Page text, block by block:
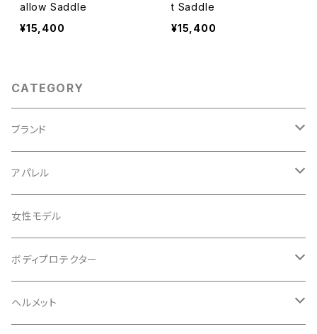
allow Saddle
¥15,400
t Saddle
¥15,400
CATEGORY
ブランド
ABUS/アブス
ADEPT/アデプト
AENOMALY/アエノマリー
ALL MOUNTAIN STYLE
アパレル
Tシャツ
ジャージ
ロングスリーブ
ジャケット
女性モデル
ボディプロテクター
エルボー/肘
ヘルメット